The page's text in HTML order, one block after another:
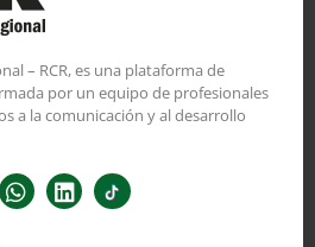
– RCR, es una plataforma de
por un equipo de profesionales
a la comunicación y al desarrollo